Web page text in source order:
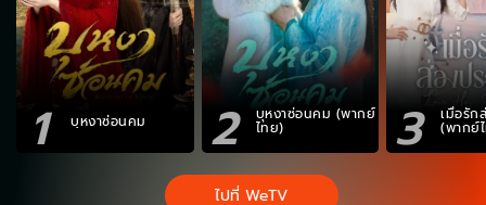
1 บุหงาซ่อนคม 2 บุหงาซ่อนคม (พากย์
ไทย) 3 เมื่อรัก
(พากย์
ไปที่ WeTV